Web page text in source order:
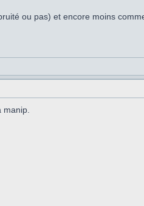
ou pas) et encore moins